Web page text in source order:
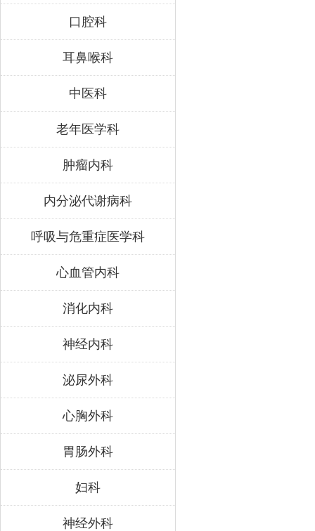
口腔科
耳鼻喉科
中医科
老年医学科
肿瘤内科
内分泌代谢病科
呼吸与危重症医学科
心血管内科
消化内科
神经内科
泌尿外科
心胸外科
胃肠外科
妇科
神经外科